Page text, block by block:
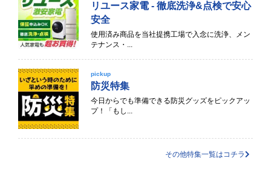
リユース家電 - 徹底洗浄&点検で安心
安全
使用済み商品を当社提携工場で入念に洗浄、メン
テナンス・...
pickup
防災特集
今日からでも準備できる防災グッズをピックアッ
プ！「もし...
その他特集一覧はコチラ